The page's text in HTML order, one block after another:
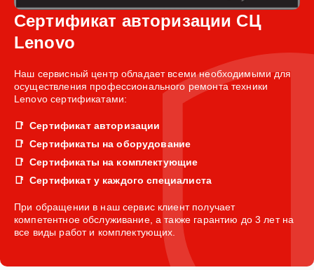
Сертификат авторизации СЦ
Lenovo
Наш сервисный центр обладает всеми необходимыми для
осуществления профессионального ремонта техники
Lenovo сертификатами:
Сертификат авторизации
Сертификаты на оборудование
Сертификаты на комплектующие
Сертификат у каждого специалиста
При обращении в наш сервис клиент получает
компетентное обслуживание, а также гарантию до 3 лет на
все виды работ и комплектующих.